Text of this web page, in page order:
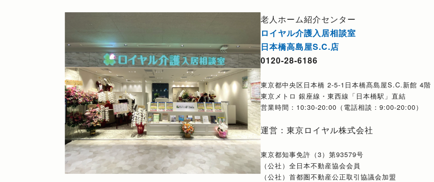
老人ホーム紹介センター
ロイヤル介護入居相談室
日本橋高島屋S.C.店
0120-28-6186
東京都中央区日本橋 2-5-1日本橋髙島屋S.C.新館 4階
東京メトロ 銀座線・東西線「日本橋駅」直結
営業時間：10:30-20:00（電話相談：9:00-20:00）
運営：東京ロイヤル株式会社
東京都知事免許（3）第93579号
（公社）全日本不動産協会会員
（公社）首都圏不動産公正取引協議会加盟